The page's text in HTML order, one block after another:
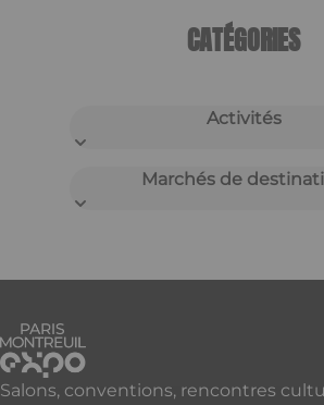
CATÉGORIES
Activités
Marchés de
Salons, conventions, rencontres